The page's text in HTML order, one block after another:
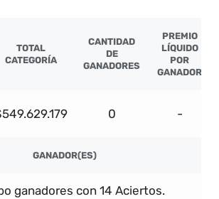
TOTAL
CATEGORÍA
CANTIDAD
DE
GANADORES
PREMIO
LÍQUIDO
POR
GANADOR
0 -
GANADOR(ES)
ganadores con 14 Aciertos.